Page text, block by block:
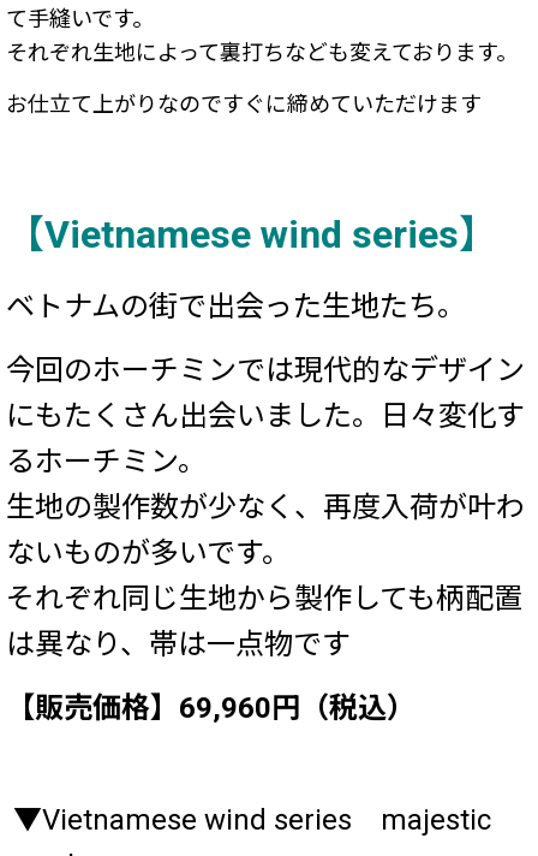
て手縫いです。
それぞれ生地によって裏打ちなども変えております。
お仕立て上がりなのですぐに締めていただけます
【Vietnamese wind series】
ベトナムの街で出会った生地たち。
今回のホーチミンでは現代的なデザイン
にもたくさん出会いました。日々変化す
るホーチミン。
生地の製作数が少なく、再度入荷が叶わ
ないものが多いです。
それぞれ同じ生地から製作しても柄配置
は異なり、帯は一点物です
【販売価格】69,960円（税込）
▼Vietnamese wind series majestic